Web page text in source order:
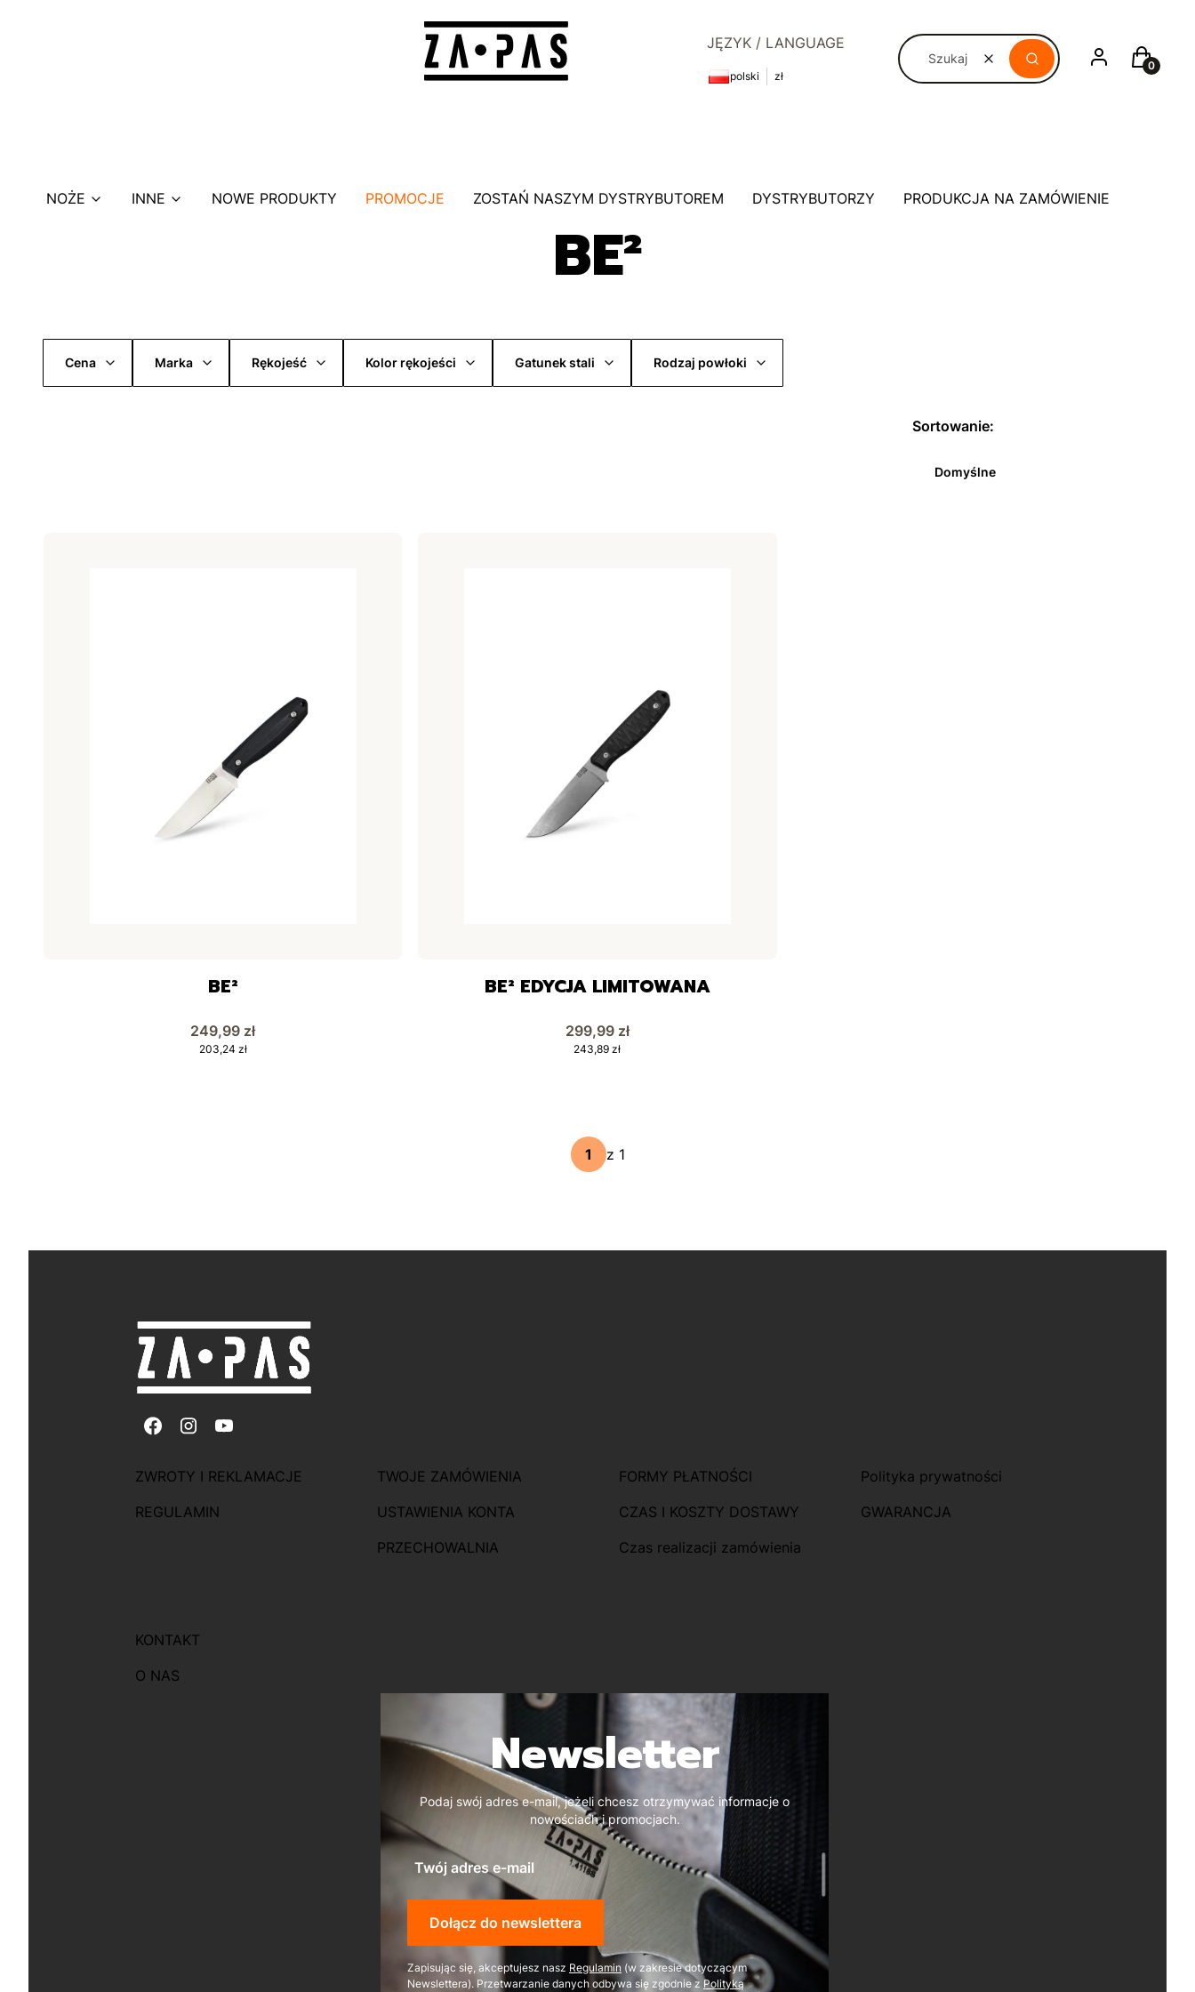
JĘZYK / LANGUAGE
polski zł
WyczyśćSzukaj
Zaloguj sięKoszyk
NOŻE INNE NOWE PRODUKTY PROMOCJE ZOSTAŃ NASZYM DYSTRYBUTOREM DYSTRYBUTORZY PRODUKCJA NA ZAMÓWIENIE
BE²
Cena Marka Rękojeść Kolor rękojeści Gatunek stali Rodzaj powłoki
Sortowanie:
Domyślne
BE²
Cena
249,99 zł
Cena
203,24 zł
BE² EDYCJA LIMITOWANA
Cena
299,99 zł
Cena
243,89 zł
z 1
Linki w stopce
ZWROTY I REKLAMACJE
REGULAMIN
TWOJE ZAMÓWIENIA
USTAWIENIA KONTA
PRZECHOWALNIA
FORMY PŁATNOŚCI
CZAS I KOSZTY DOSTAWY
Czas realizacji zamówienia
Polityka prywatności
GWARANCJA
KONTAKT
O NAS
Newsletter
Podaj swój adres e-mail, jeżeli chcesz otrzymywać informacje o
nowościach i promocjach.
Twój adres e-mail
Dołącz do newslettera
Zapisując się, akceptujesz nasz Regulamin (w zakresie dotyczącym
Newslettera). Przetwarzanie danych odbywa się zgodnie z Polityką